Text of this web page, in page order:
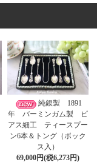
純銀製 1891
年 バーミンガム製 ピ
アス細工 ティースプー
ン6本＆トング（ボック
ス入）
69,000円(税6,273円)